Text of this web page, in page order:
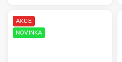
AKCE
NOVINKA